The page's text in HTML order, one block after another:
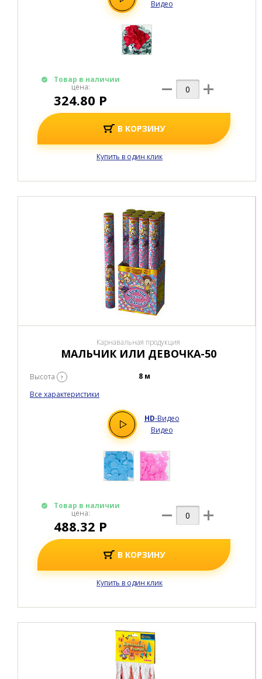
Видео
Товар в наличии
цена:
324.80 Р
В КОРЗИНУ
Купить в один клик
Карнавальная продукция
МАЛЬЧИК ИЛИ ДЕВОЧКА-50
Высота ?
8 м
Все характеристики
HD-Видео
Видео
Товар в наличии
цена:
488.32 Р
В КОРЗИНУ
Купить в один клик